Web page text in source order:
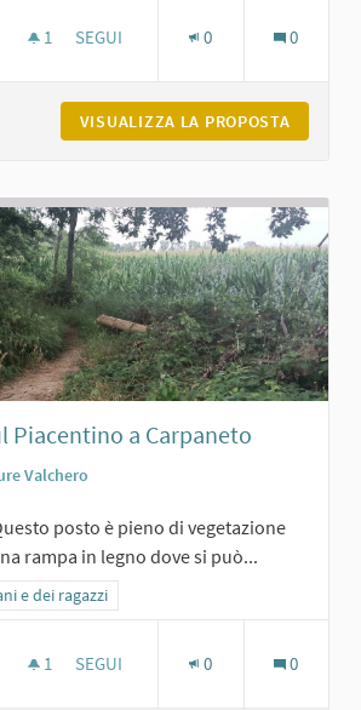
1 1 SOSTENITORI
SEGUI 0 0
VISUALIZZA LA PROPOSTA
Piacentino a Carpaneto
Valchero
posto è pieno di vegetazione
rampa in legno dove si può...
categoria: I luoghi dei giovani e dei ragazzi
e dei ragazzi
1 1 SOSTENITORI
SEGUI 0 0